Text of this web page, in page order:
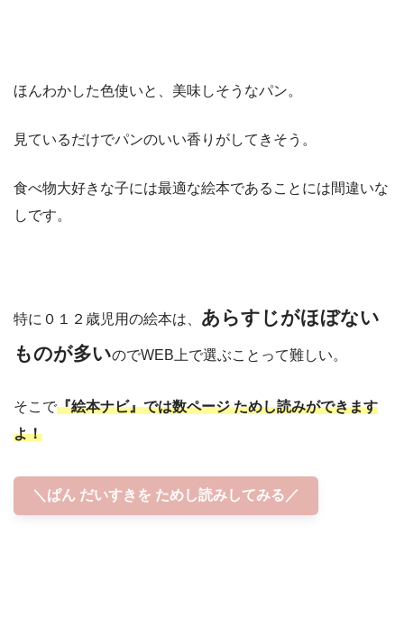
ほんわかした色使いと、美味しそうなパン。
見ているだけでパンのいい香りがしてきそう。
食べ物大好きな子には最適な絵本であることには間違いな
しです。
特に０１２歳児用の絵本は、 あらすじがほぼない
ものが多いのでWEB上で選ぶことって難しい。
そこで『絵本ナビ』では数ページ ためし読みができます
よ！
＼ぱん だいすきを ためし読みしてみる／